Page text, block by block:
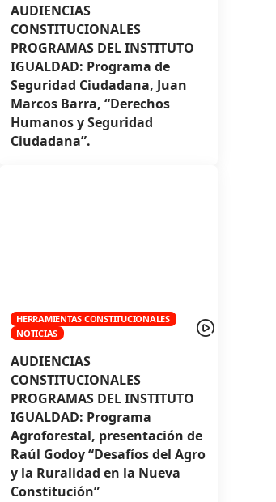
AUDIENCIAS
CONSTITUCIONALES
PROGRAMAS DEL INSTITUTO
IGUALDAD: Programa de
Seguridad Ciudadana, Juan
Marcos Barra, “Derechos
Humanos y Seguridad
Ciudadana”.
HERRAMIENTAS CONSTITUCIONALES
NOTICIAS
AUDIENCIAS
CONSTITUCIONALES
PROGRAMAS DEL INSTITUTO
IGUALDAD: Programa
Agroforestal, presentación de
Raúl Godoy “Desafíos del Agro
y la Ruralidad en la Nueva
Constitución”